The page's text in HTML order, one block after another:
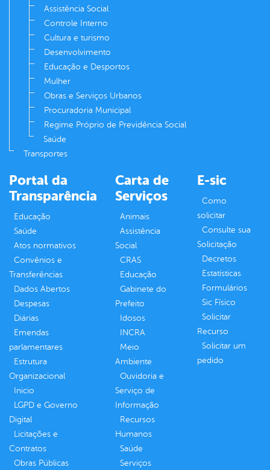
Assistência Social
Controle Interno
Cultura e turismo
Desenvolvimento
Educação e Desportos
Mulher
Obras e Serviços Urbanos
Procuradoria Municipal
Regime Próprio de Previdência Social
Saúde
Transportes
Portal da
Transparência
Educação
Saúde
Atos normativos
Convênios e
Transferências
Dados Abertos
Despesas
Diárias
Emendas
parlamentares
Estrutura
Organizacional
Inicio
LGPD e Governo
Digital
Licitações e
Contratos
Obras Públicas
Carta de
Serviços
Animais
Assistência
Social
CRAS
Educação
Gabinete do
Prefeito
Idosos
INCRA
Meio
Ambiente
Ouvidoria e
Serviço de
Informação
Recursos
Humanos
Saúde
Serviços
E-sic
Como
solicitar
Consulte sua
Solicitação
Decretos
Estatísticas
Formulários
Sic Físico
Solicitar
Recurso
Solicitar um
pedido